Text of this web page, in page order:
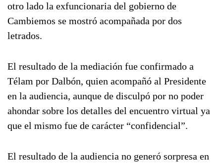
otro lado la exfuncionaria del gobierno de
Cambiemos se mostró acompañada por dos
letrados.
El resultado de la mediación fue confirmado a
Télam por Dalbón, quien acompañó al Presidente
en la audiencia, aunque de disculpó por no poder
ahondar sobre los detalles del encuentro virtual ya
que el mismo fue de carácter “confidencial”.
El resultado de la audiencia no generó sorpresa en